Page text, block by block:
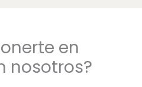
en
nosotros?